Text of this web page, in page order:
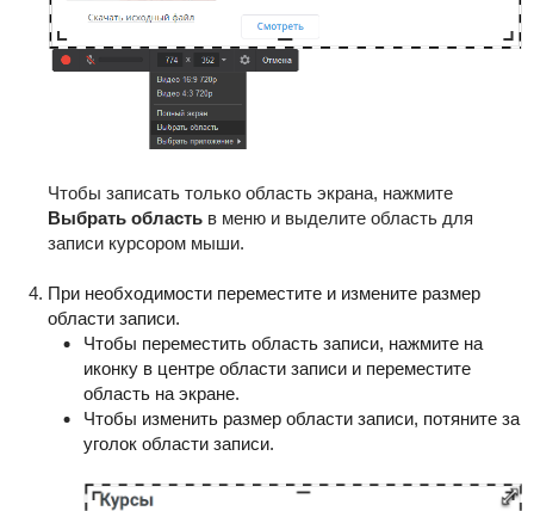
Чтобы записать только область экрана, нажмите
Выбрать областьв меню и выделите область для
записи курсором мыши.
При необходимости переместите и измените размер
области записи.
Чтобы переместить область записи, нажмите на
иконку в центре области записи и переместите
область на экране.
Чтобы изменить размер области записи, потяните за
уголок области записи.